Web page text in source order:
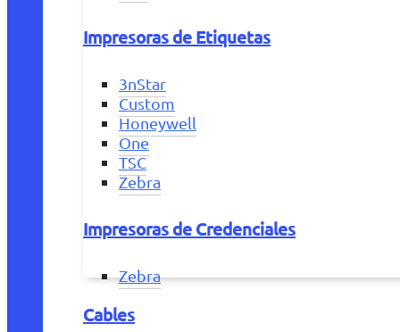
Impresoras de Etiquetas
3nStar
Custom
Honeywell
One
TSC
Zebra
Impresoras de Credenciales
Zebra
Cables